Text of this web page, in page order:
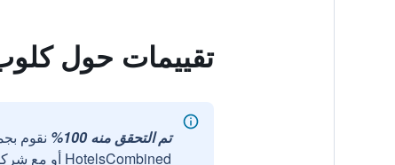
تقييمات حول
تم التحقق منه 100%
نقوم
HotelsCombined أو مع شركائنا الخارجيين الموثوقين.